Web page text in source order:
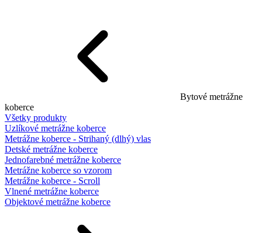
Bytové metrážne
koberce
Všetky produkty
Uzlíkové metrážne koberce
Metrážne koberce - Strihaný (dlhý) vlas
Detské metrážne koberce
Jednofarebné metrážne koberce
Metrážne koberce so vzorom
Metrážne koberce - Scroll
Vlnené metrážne koberce
Objektové metrážne koberce